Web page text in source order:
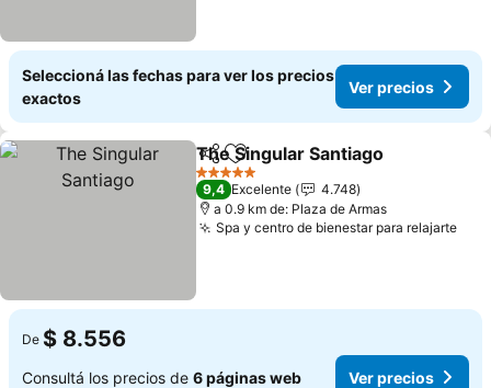
Seleccioná las fechas para ver los precios
exactos
Ver precios
Compartir
Añadir a favoritos
The Singular Santiago
5 Estrellas
9,4 Excelente
4.748
a 0.9 km de: Plaza de Armas
Spa y centro de bienestar para relajarteVer
De $ 8.556
Consultá los precios de 6 páginas web Ver precios